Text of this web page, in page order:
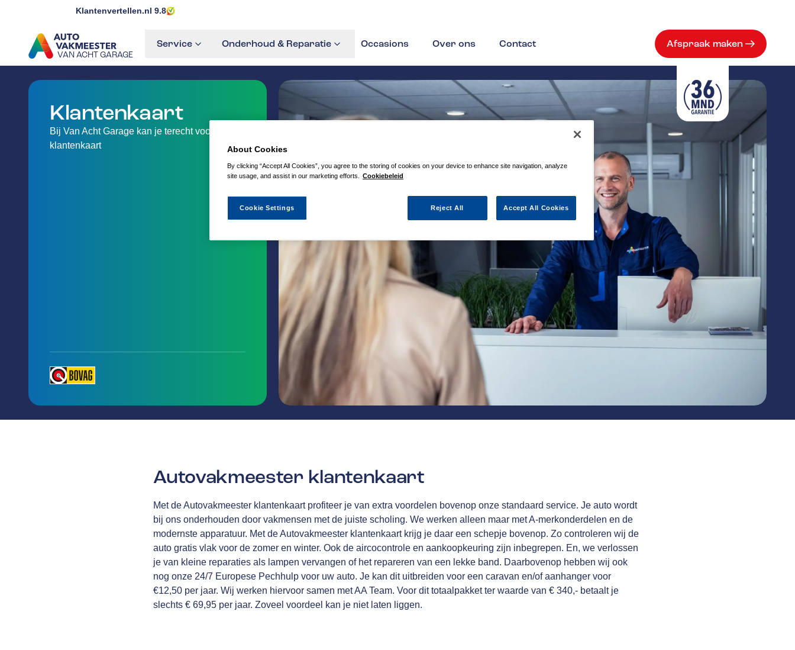
Klantenvertellen.nl 9.8
VAN ACHT GARAGE
GA NAAR DE HOMEPAGINA
Service Onderhoud & Reparatie Occasions Over ons Contact Afspraak maken
Klantenkaart
Bij Van Acht Garage kan je terecht voor uw
klantenkaart
Autovakmeester klantenkaart
Met de Autovakmeester klantenkaart profiteer je van extra voordelen bovenop onze standaard service. Je auto wordt
bij ons onderhouden door vakmensen met de juiste scholing. We werken alleen maar met A-merkonderdelen en de
modernste apparatuur. Met de Autovakmeester klantenkaart krijg je daar een schepje bovenop. Zo controleren wij de
auto gratis vlak voor de zomer en winter. Ook de aircocontrole en aankoopkeuring zijn inbegrepen. En, we verlossen
je van kleine reparaties als lampen vervangen of het repareren van een lekke band. Daarbovenop hebben wij ook
nog onze 24/7 Europese Pechhulp voor uw auto. Je kan dit uitbreiden voor een caravan en/of aanhanger voor
€12,50 per jaar. Wij werken hiervoor samen metAA Team. Voor dit totaalpakket ter waarde van € 340,- betaalt je
slechts € 69,95 per jaar. Zoveel voordeel kan je niet laten liggen.
About Cookies
By clicking “Accept All Cookies”, you agree to the storing of cookies on your device to enhance site navigation, analyze
site usage, and assist in our marketing efforts.
Cookiebeleid
Reject All Accept All Cookies
Cookie Settings